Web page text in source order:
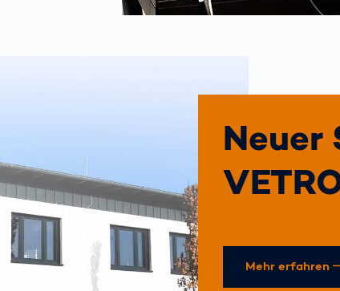
Neuer
Mehr erfahren